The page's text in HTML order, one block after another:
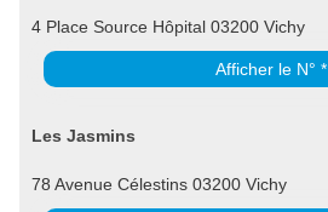
4 Place Source Hôpital 03200 Vichy
Afficher le N° *
Les Jasmins
78 Avenue Célestins 03200 Vichy